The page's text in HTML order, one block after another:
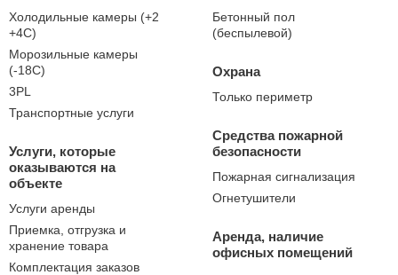
Холодильные камеры (+2
+4С)
Морозильные камеры
(-18С)
3PL
Транспортные услуги
Услуги, которые
оказываются на
объекте
Услуги аренды
Приемка, отгрузка и
хранение товара
Комплектация заказов
Бетонный пол
(беспылевой)
Охрана
Только периметр
Средства пожарной
безопасности
Пожарная сигнализация
Огнетушители
Аренда, наличие
офисных помещений